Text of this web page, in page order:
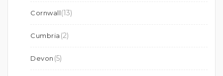
Cornwall(13)
Cumbria (2)
Devon (5)